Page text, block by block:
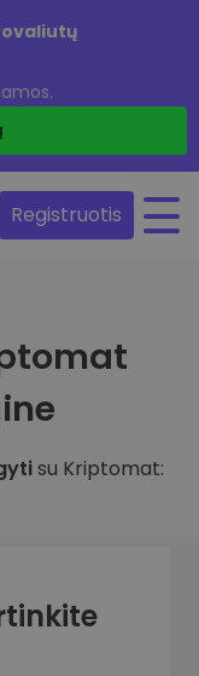
Registruotis
su Kriptomat: